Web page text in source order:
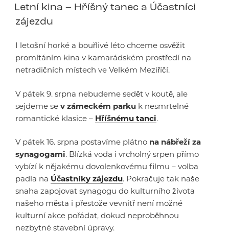
Letní kina – Hříšný tanec a Účastníci
zájezdu
I letošní horké a bouřlivé léto chceme osvěžit
promítáním kina v kamarádském prostředí na
netradičních místech ve Velkém Meziříčí.
V pátek 9. srpna nebudeme sedět v koutě, ale
sejdeme se v zámeckém parku k nesmrtelné
romantické klasice – Hříšnému tanci.
V pátek 16. srpna postavíme plátno na nábřeží za
synagogami. Blízká voda i vrcholný srpen přímo
vybízí k nějakému dovolenkovému filmu – volba
padla na Účastníky zájezdu. Pokračuje tak naše
snaha zapojovat synagogu do kulturního života
našeho města i přestože vevnitř není možné
kulturní akce pořádat, dokud neproběhnou
nezbytné stavební úpravy.